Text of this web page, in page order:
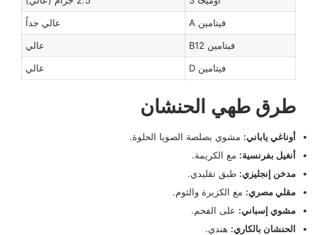
فيتامين A
عالي جداً
فيتامين B12
عالي
فيتامين D
عالي
طرق طهي الحنشان
أوناغي ياباني: مشوي بصلصة الصويا الحلوة.
أنغيل بفرنسية: مع الكريمة.
مدخن إنجليزي: طبق تقليدي.
مقلي مصري: مع الكزبرة والثوم.
مشوي إسباني: على الفحم.
الحنشان بالكاري: هندي.